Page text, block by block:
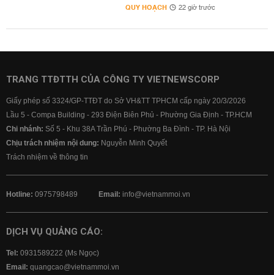
QUY HOẠCH 22 giờ trước
TRANG TTĐTTH CỦA CÔNG TY VIETNEWSCORP
Giấy phép số 3324/GP-TTĐT do Sở VH&TT TPHCM cấp ngày 20/3/2026
Lầu 5 - Compa Building - 293 Điện Biên Phủ - Phường Gia Định - TP.HCM
Chi nhánh: Số 5 - Khu 38A Trần Phú - Phường Ba Đình - TP. Hà Nội
Chịu trách nhiệm nội dung: Nguyễn Minh Quyết
Trách nhiệm về thông tin
Hotline: 0975798489 Email: info@vietnammoi.vn
DỊCH VỤ QUẢNG CÁO:
Tel: 0931589222 (Ms Ngọc)
Email: quangcao@vietnammoi.vn